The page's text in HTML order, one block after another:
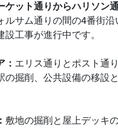
ケット通りからハリソン
ルサム通りの間の4番街
工事が進行中です。
： エリス通りとポスト通
の掘削、公共設備の移設
敷地の掘削と屋上デッキ